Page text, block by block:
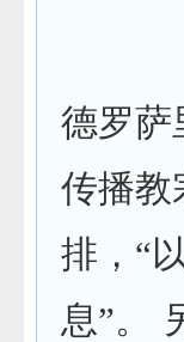
德罗萨
传播教
排，“
息”。